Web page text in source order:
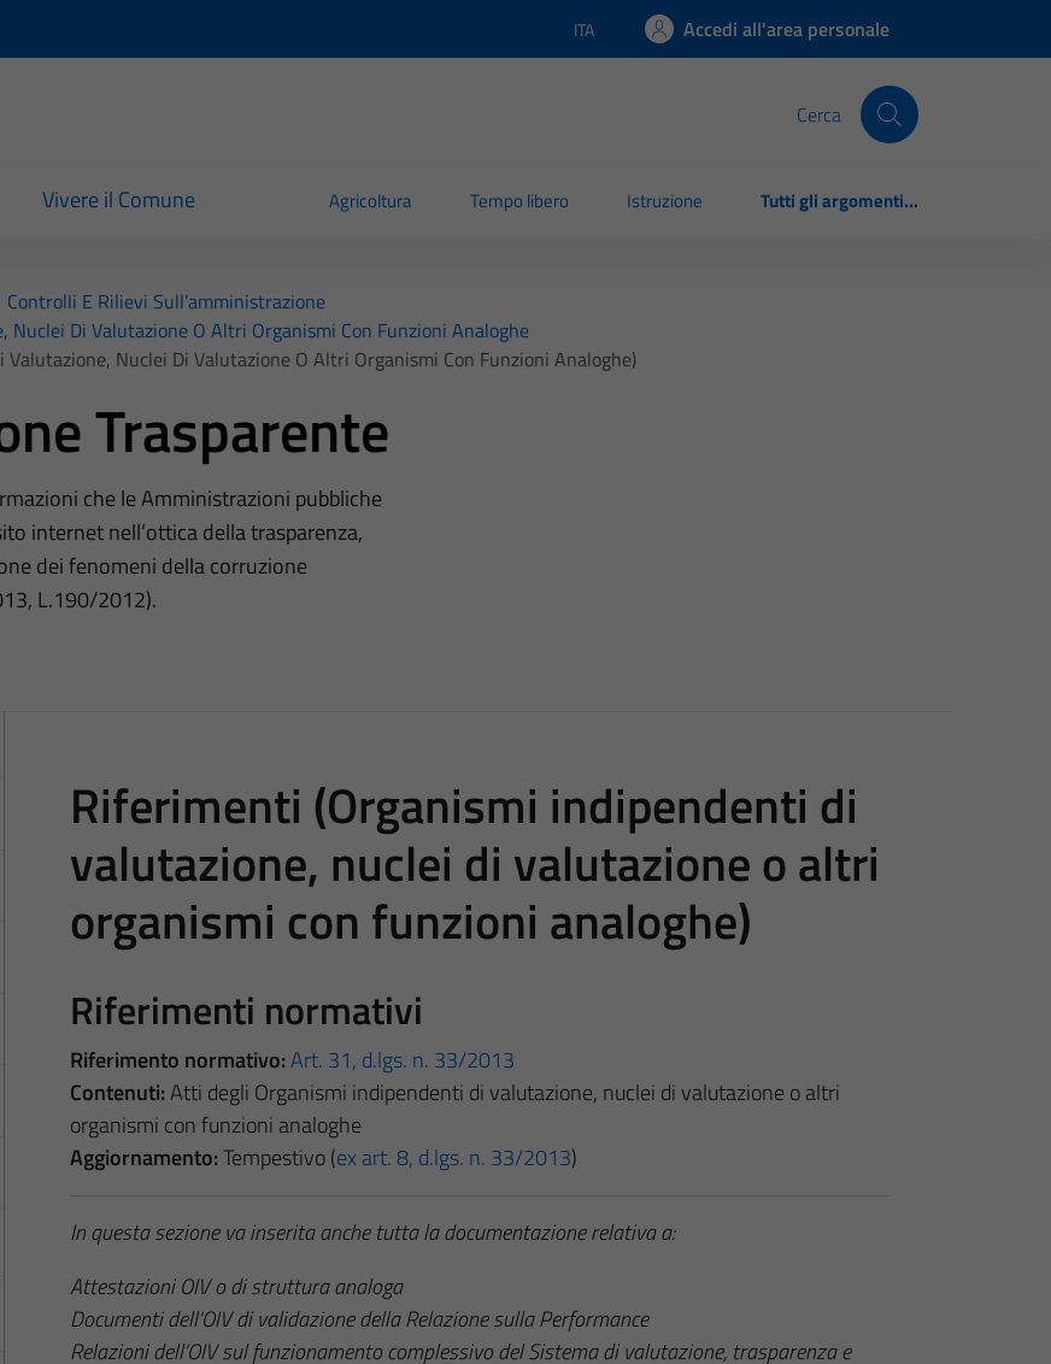
Lingua attiva:
ITA Accedi all'area personale
Cerca
Vivere il Comune Agricoltura Tempo libero Istruzione Tutti gli argomenti...
Controlli E Rilievi Sull'amministrazione
Nuclei Di Valutazione O Altri Organismi Con Funzioni Analoghe
Nuclei Di Valutazione O Altri Organismi Con Funzioni Analoghe)
Trasparente
che le Amministrazioni pubbliche
internet nell’ottica della trasparenza,
dei fenomeni della corruzione
L.190/2012).
Riferimenti (Organismi indipendenti di
valutazione, nuclei di valutazione o altri
organismi con funzioni analoghe)
Riferimenti normativi
Riferimento normativo:Art. 31, d.lgs. n. 33/2013
Contenuti:Atti degli Organismi indipendenti di valutazione, nuclei di valutazione o altri
organismi con funzioni analoghe
Aggiornamento:Tempestivo (ex art. 8, d.lgs. n. 33/2013)
In questa sezione va inserita anche tutta la documentazione relativa a:
Attestazioni OIV o di struttura analoga
Documenti dell’OIV di validazione della Relazione sulla Performance
Relazioni dell’OIV sul funzionamento complessivo del Sistema di valutazione, trasparenza e